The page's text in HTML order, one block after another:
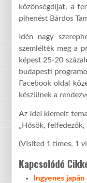
közönségdíjat, a
pihenést Bárdos
Idén nagy
szemlélték meg a
képest 25-20
budapesti
Facebook oldal
készülnek a
Az idei kiemelt
„Hősök,
(Visited 1 times, 1
Kapcsolódó
Ingyenes